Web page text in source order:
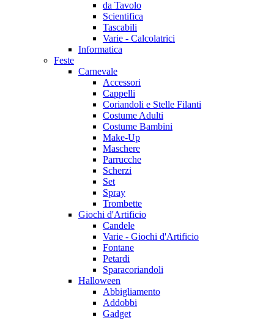
da Tavolo
Scientifica
Tascabili
Varie - Calcolatrici
Informatica
Feste
Carnevale
Accessori
Cappelli
Coriandoli e Stelle Filanti
Costume Adulti
Costume Bambini
Make-Up
Maschere
Parrucche
Scherzi
Set
Spray
Trombette
Giochi d'Artificio
Candele
Varie - Giochi d'Artificio
Fontane
Petardi
Sparacoriandoli
Halloween
Abbigliamento
Addobbi
Gadget